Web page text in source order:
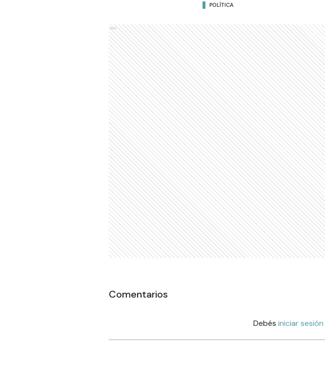
POLÍTICA
Ads
Comentarios
Debés iniciar sesión